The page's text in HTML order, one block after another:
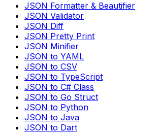
JSON Formatter & Beautifier
JSON Validator
JSON Diff
JSON Pretty Print
JSON Minifier
JSON to YAML
JSON to CSV
JSON to TypeScript
JSON to C# Class
JSON to Go Struct
JSON to Python
JSON to Java
JSON to Dart